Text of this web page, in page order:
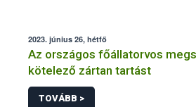
2023. június 26, hétfő
Az országos főállatorvos
kötelező zártan tartást
TOVÁBB >